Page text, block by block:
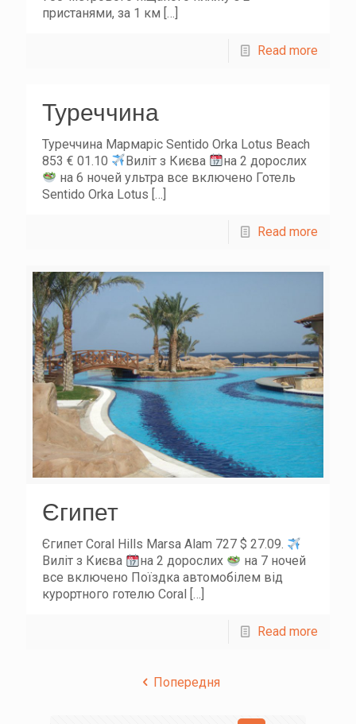
пристанями, за 1 км […]
Read more
Туреччина
Туреччина Мармаріс Sentido Orka Lotus Beach
853 € 01.10
Виліт з Києва
на 2 дорослих
на 6 ночей ультра все включено Готель
Sentido Orka Lotus […]
Read more
Єгипет
Єгипет Coral Hills Marsa Alam 727 $ 27.09.
Виліт з Києва
на 2 дорослих
на 7 ночей
все включено Поїздка автомобілем від
курортного готелю Coral […]
Read more
Попередня